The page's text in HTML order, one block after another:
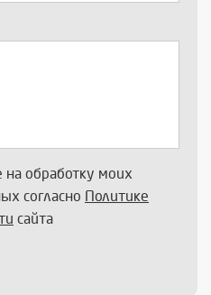
на обработку моих
согласно
Политике
сайта